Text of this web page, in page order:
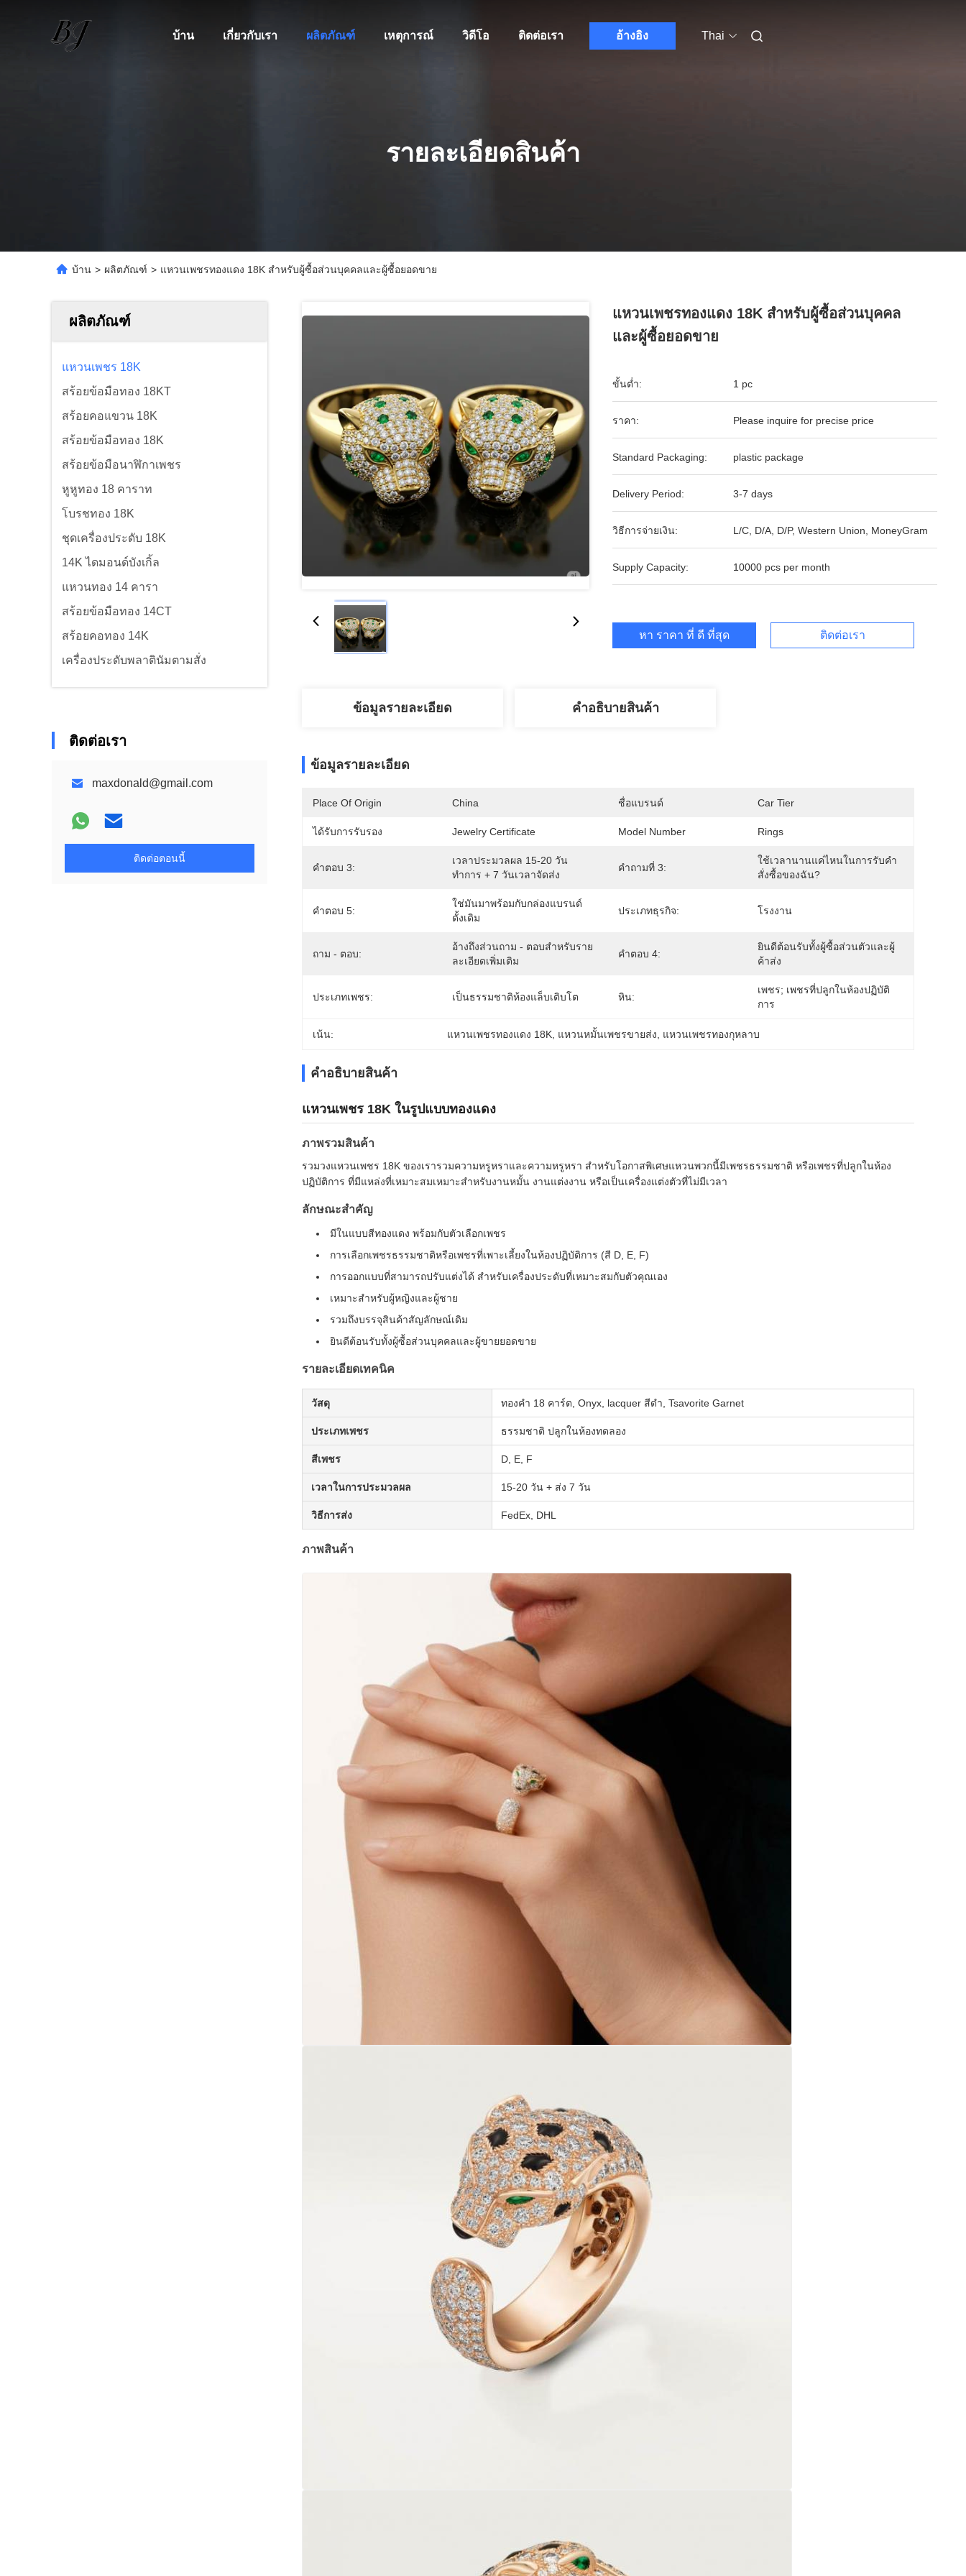
บ้าน เกี่ยวกับเรา ผลิตภัณฑ์ เหตุการณ์ วิดีโอ ติดต่อเรา อ้างอิง Thai
รายละเอียดสินค้า
บ้าน > ผลิตภัณฑ์ > แหวนเพชรทองแดง 18K สําหรับผู้ซื้อส่วนบุคคลและผู้ซื้อยอดขาย
ผลิตภัณฑ์
แหวนเพชร 18K
สร้อยข้อมือทอง 18KT
สร้อยคอแขวน 18K
สร้อยข้อมือทอง 18K
สร้อยข้อมือนาฬิกาเพชร
หูหูทอง 18 คาราท
โบรชทอง 18K
ชุดเครื่องประดับ 18K
14K ไดมอนด์บังเกิ้ล
แหวนทอง 14 คารา
สร้อยข้อมือทอง 14CT
สร้อยคอทอง 14K
เครื่องประดับพลาตินัมตามสั่ง
ติดต่อเรา
maxdonald@gmail.com
ติดต่อตอนนี้
แหวนเพชรทองแดง 18K สําหรับผู้ซื้อส่วนบุคคล
และผู้ซื้อยอดขาย
ขั้นต่ำ: 1 pc
ราคา: Please inquire for precise price
Standard Packaging: plastic package
Delivery Period: 3-7 days
วิธีการจ่ายเงิน: L/C, D/A, D/P, Western Union, MoneyGram
Supply Capacity: 10000 pcs per month
หา ราคา ที่ ดี ที่สุด ติดต่อเรา
ข้อมูลรายละเอียด คําอธิบายสินค้า
ข้อมูลรายละเอียด
Place Of Origin China ชื่อแบรนด์ Car Tier
ได้รับการรับรอง Jewelry Certificate Model Number Rings
คำตอบ 3:
เวลาประมวลผล 15-20 วัน
ทำการ + 7 วันเวลาจัดส่ง
คำถามที่ 3:
ใช้เวลานานแค่ไหนในการรับคำ
สั่งซื้อของฉัน?
คำตอบ 5:
ใช่มันมาพร้อมกับกล่องแบรนด์
ดั้งเดิม
ประเภทธุรกิจ: โรงงาน
ถาม - ตอบ:
อ้างถึงส่วนถาม - ตอบสำหรับราย
ละเอียดเพิ่มเติม
คำตอบ 4:
ยินดีต้อนรับทั้งผู้ซื้อส่วนตัวและผู้
ค้าส่ง
ประเภทเพชร: เป็นธรรมชาติห้องแล็บเติบโต หิน:
เพชร; เพชรที่ปลูกในห้องปฏิบัติ
การ
เน้น: แหวนเพชรทองแดง 18K แหวนหมั้นเพชรขายส่ง แหวนเพชรทองกุหลาบ
คําอธิบายสินค้า
แหวนเพชร 18K ในรูปแบบทองแดง
ภาพรวมสินค้า
รวมวงแหวนเพชร 18K ของเรารวมความหรูหราและความหรูหรา สําหรับโอกาสพิเศษแหวนพวกนี้มีเพชรธรรมชาติ หรือเพชรที่ปลูกในห้อง
ปฏิบัติการ ที่มีแหล่งที่เหมาะสมเหมาะสําหรับงานหมั้น งานแต่งงาน หรือเป็นเครื่องแต่งตัวที่ไม่มีเวลา
ลักษณะสําคัญ
มีในแบบสีทองแดง พร้อมกับตัวเลือกเพชร
การเลือกเพชรธรรมชาติหรือเพชรที่เพาะเลี้ยงในห้องปฏิบัติการ (สี D, E, F)
การออกแบบที่สามารถปรับแต่งได้ สําหรับเครื่องประดับที่เหมาะสมกับตัวคุณเอง
เหมาะสําหรับผู้หญิงและผู้ชาย
รวมถึงบรรจุสินค้าสัญลักษณ์เดิม
ยินดีต้อนรับทั้งผู้ซื้อส่วนบุคคลและผู้ขายยอดขาย
รายละเอียดเทคนิค
วัสดุ ทองคํา 18 คาร์ต, Onyx, lacquer สีดํา, Tsavorite Garnet
ประเภทเพชร ธรรมชาติ ปลูกในห้องทดลอง
สีเพชร D, E, F
เวลาในการประมวลผล 15-20 วัน + ส่ง 7 วัน
วิธีการส่ง FedEx, DHL
ภาพสินค้า